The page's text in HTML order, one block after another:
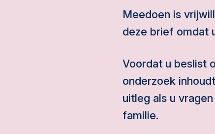
Meedoen is
deze brief omdat
Voordat u beslist
onderzoek
uitleg als u
familie.